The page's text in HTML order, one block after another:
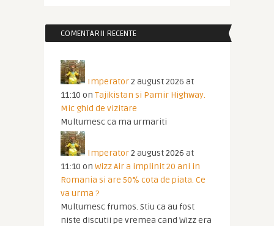
COMENTARII RECENTE
Imperator2 august 2026 at
11:10 on Tajikistan si Pamir Highway.
Mic ghid de vizitare
Multumesc ca ma urmariti
Imperator2 august 2026 at
11:10 on Wizz Air a implinit 20 ani in
Romania si are 50% cota de piata. Ce
va urma ?
Multumesc frumos. Stiu ca au fost
niste discutii pe vremea cand Wizz era